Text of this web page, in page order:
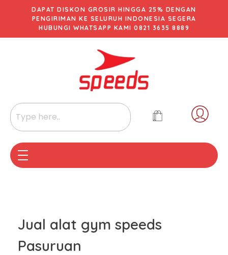
DAPAT DISKON GROSIR HINGGA 25% DENGAN
PENGIRIMAN KE SELURUH INDONESIA SEGERA
HUBUNGI WHATSAPP KAMI 0821 3635 8889
Jual alat gym speeds
Pasuruan